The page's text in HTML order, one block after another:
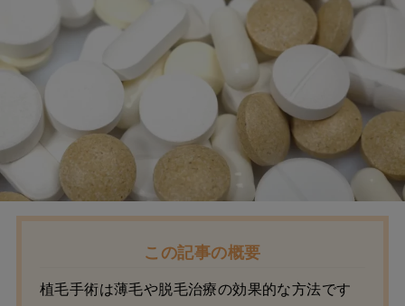
この記事の概要
植毛手術は薄毛や脱毛治療の効果的な方法です